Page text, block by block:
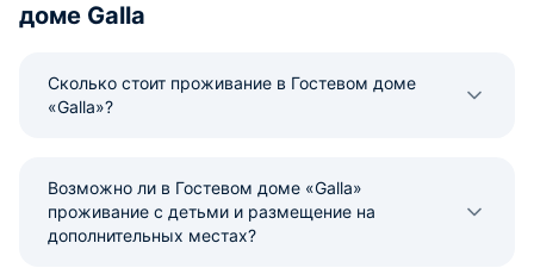
доме Galla
Сколько стоит проживание в Гостевом доме
«Galla»?
Возможно ли в Гостевом доме «Galla»
проживание с детьми и размещение на
дополнительных местах?